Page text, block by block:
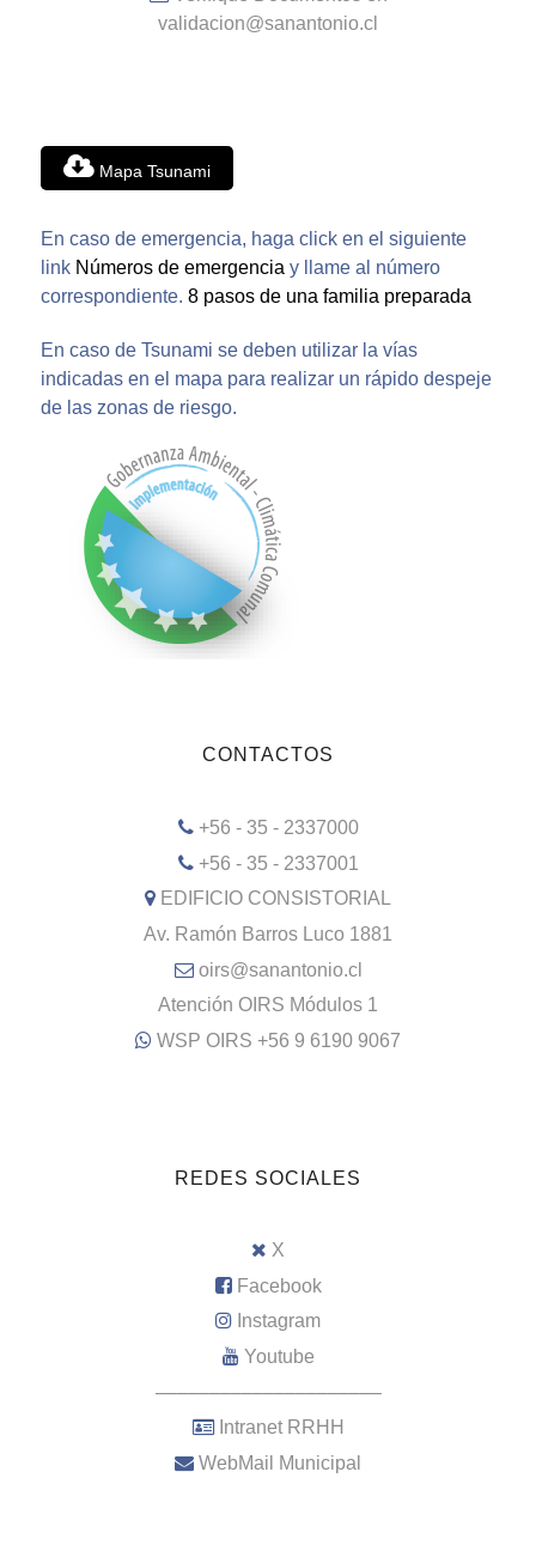
validacion@sanantonio.cl
Mapa Tsunami
En caso de emergencia, haga click en el siguiente
link Números de emergencia y llame al número
correspondiente. 8 pasos de una familia preparada
En caso de Tsunami se deben utilizar la vías
indicadas en el mapa para realizar un rápido despeje
de las zonas de riesgo.
CONTACTOS
+56 - 35 - 2337000
+56 - 35 - 2337001
EDIFICIO CONSISTORIAL
Av. Ramón Barros Luco 1881
oirs@sanantonio.cl
Atención OIRS Módulos 1
WSP OIRS +56 9 6190 9067
REDES SOCIALES
X
Facebook
Instagram
Youtube
–––––––––––––––––––––
Intranet RRHH
WebMail Municipal